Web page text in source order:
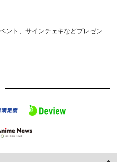
ント、サインチェキなどプレゼン